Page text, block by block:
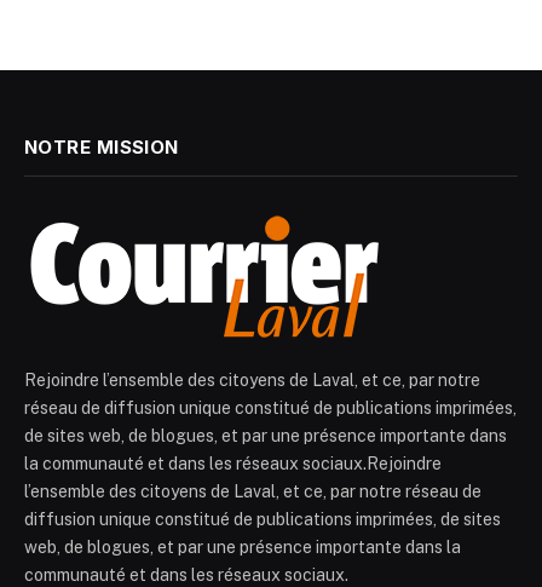
NOTRE MISSION
Rejoindre l’ensemble des citoyens de Laval, et ce, par notre
réseau de diffusion unique constitué de publications imprimées,
de sites web, de blogues, et par une présence importante dans
la communauté et dans les réseaux sociaux.Rejoindre
l’ensemble des citoyens de Laval, et ce, par notre réseau de
diffusion unique constitué de publications imprimées, de sites
web, de blogues, et par une présence importante dans la
communauté et dans les réseaux sociaux.